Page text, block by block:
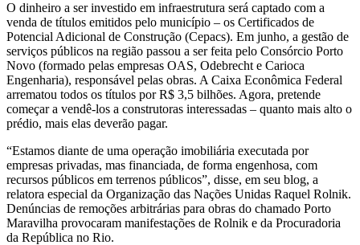
O dinheiro a ser investido em infraestrutura será captado com a
venda de títulos emitidos pelo município – os Certificados de
Potencial Adicional de Construção (Cepacs). Em junho, a gestão de
serviços públicos na região passou a ser feita pelo Consórcio Porto
Novo (formado pelas empresas OAS, Odebrecht e Carioca
Engenharia), responsável pelas obras. A Caixa Econômica Federal
arrematou todos os títulos por R$ 3,5 bilhões. Agora, pretende
começar a vendê-los a construtoras interessadas – quanto mais alto o
prédio, mais elas deverão pagar.
“Estamos diante de uma operação imobiliária executada por
empresas privadas, mas financiada, de forma engenhosa, com
recursos públicos em terrenos públicos”, disse, em seu blog, a
relatora especial da Organização das Nações Unidas Raquel Rolnik.
Denúncias de remoções arbitrárias para obras do chamado Porto
Maravilha provocaram manifestações de Rolnik e da Procuradoria
da República no Rio.